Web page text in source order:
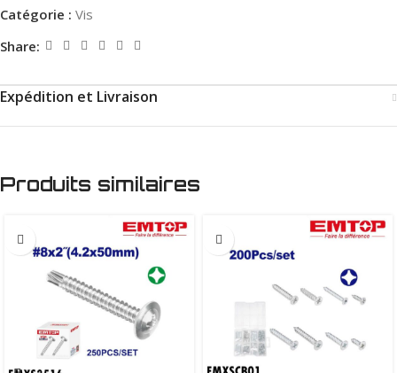
Catégorie : Vis
Share:
Expédition et Livraison
Produits similaires